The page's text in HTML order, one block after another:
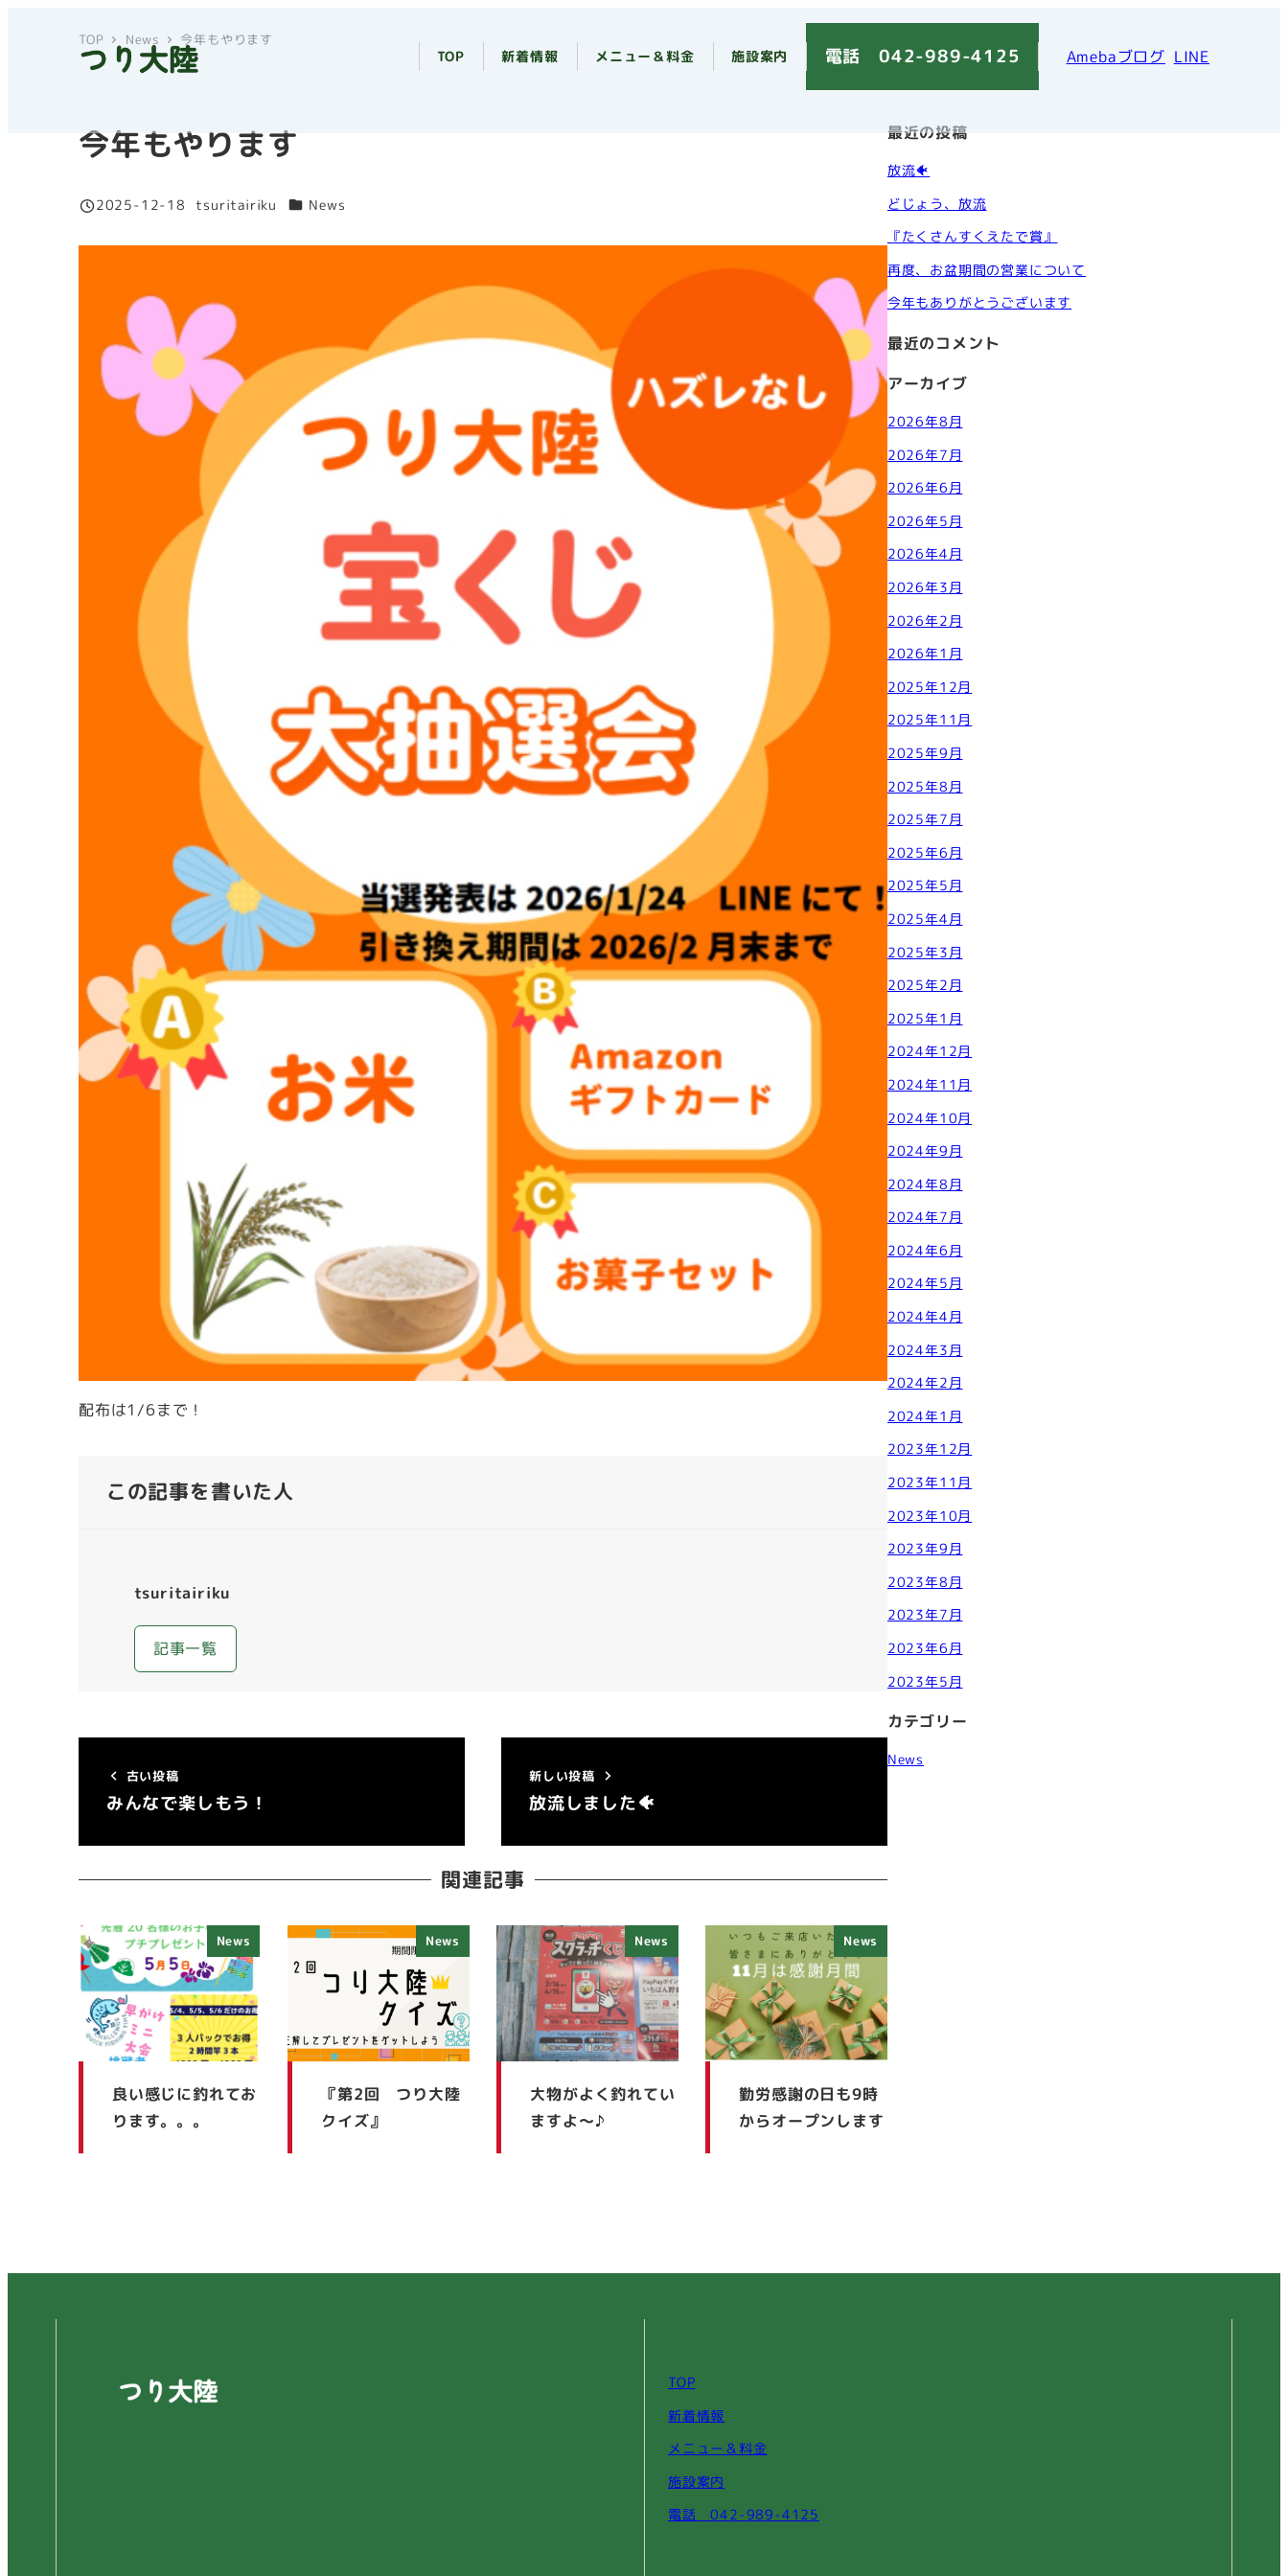
TOP 新着情報 メニュー＆料金 施設案内 電話 042-989-4125 Amebaブログ LINE
TOP News 今年もやります
今年もやります
投稿日
2025-12-18
著
tsuritairiku カテゴリー
News
配布は1/6まで！
この記事を書いた人
tsuritairiku
記事一覧
古い投稿
みんなで楽しもう！
新しい投稿
放流しました🐠
関連記事
News
良い感じに釣れてお
ります。。。
News
『第2回 つり大陸
クイズ』
News
大物がよく釣れてい
ますよ～♪
News
勤労感謝の日も9時
からオープンします
最近の投稿
放流🐠
どじょう、放流
『たくさんすくえたで賞』
再度、お盆期間の営業について
今年もありがとうございます
最近のコメント
アーカイブ
2026年8月
2026年7月
2026年6月
2026年5月
2026年4月
2026年3月
2026年2月
2026年1月
2025年12月
2025年11月
2025年9月
2025年8月
2025年7月
2025年6月
2025年5月
2025年4月
2025年3月
2025年2月
2025年1月
2024年12月
2024年11月
2024年10月
2024年9月
2024年8月
2024年7月
2024年6月
2024年5月
2024年4月
2024年3月
2024年2月
2024年1月
2023年12月
2023年11月
2023年10月
2023年9月
2023年8月
2023年7月
2023年6月
2023年5月
カテゴリー
News
TOP
新着情報
メニュー＆料金
施設案内
電話 042-989-4125